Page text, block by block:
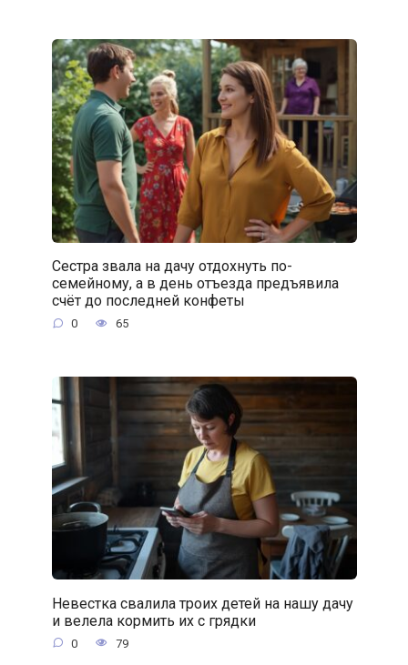
Сестра звала на дачу отдохнуть по-
семейному, а в день отъезда предъявила
счёт до последней конфеты
0 65
Невестка свалила троих детей на нашу дачу
и велела кормить их с грядки
0 79